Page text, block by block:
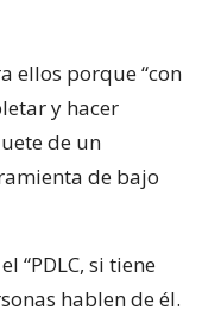
ellos porque “con
y hacer
de un
de bajo
“PDLC, si tiene
hablen de él.